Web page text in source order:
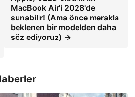
MacBook Air'i 2028'de
sunabilir! (Ama önce merakla
beklenen bir modelden daha
söz ediyoruz) →